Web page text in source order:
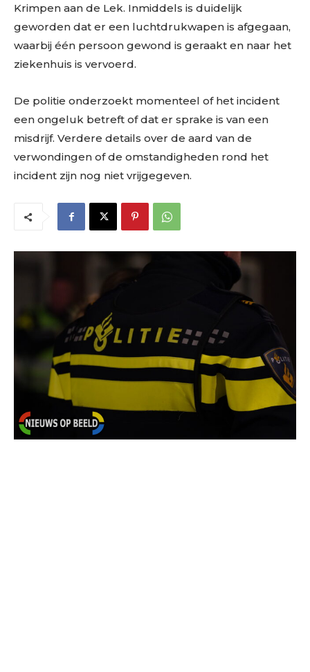
Krimpen aan de Lek. Inmiddels is duidelijk
geworden dat er een luchtdrukwapen is afgegaan,
waarbij één persoon gewond is geraakt en naar het
ziekenhuis is vervoerd.
De politie onderzoekt momenteel of het incident
een ongeluk betreft of dat er sprake is van een
misdrijf. Verdere details over de aard van de
verwondingen of de omstandigheden rond het
incident zijn nog niet vrijgegeven.